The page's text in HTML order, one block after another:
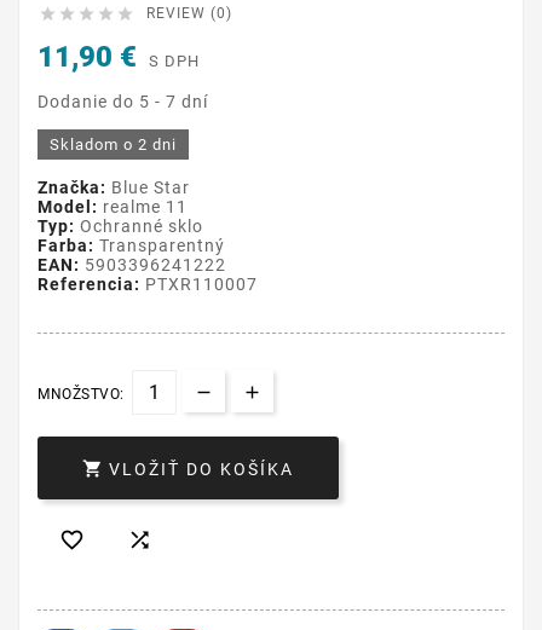
     REVIEW (0)
11,90 € S DPH
Dodanie do 5 - 7 dní
Skladom o 2 dni
Značka: Blue Star
Model: realme 11
Typ: Ochranné sklo
Farba: Transparentný
EAN: 5903396241222
Referencia: PTXR110007
MNOŽSTVO:
 VLOŽIŤ DO KOŠÍKA
 